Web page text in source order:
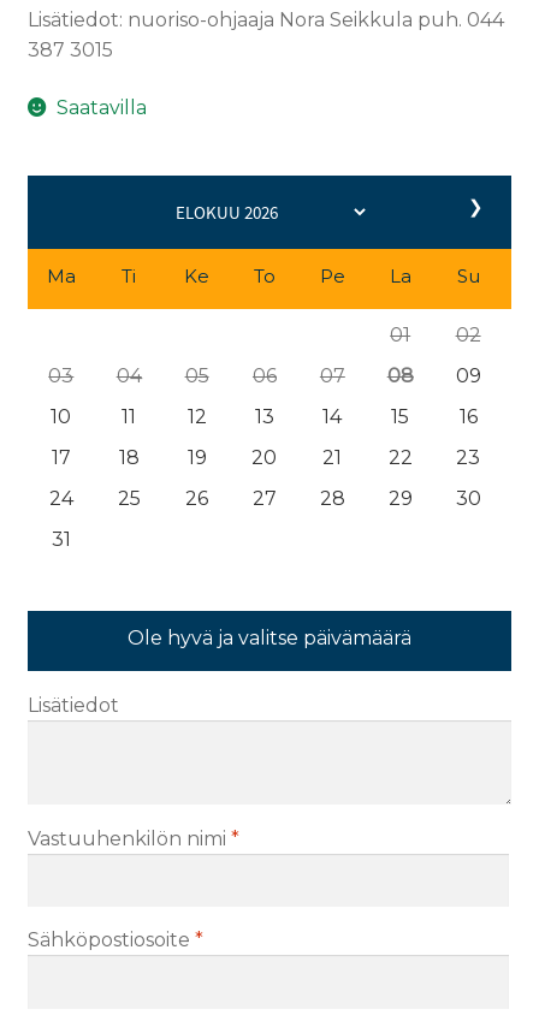
Lisätiedot: nuoriso-ohjaaja Nora Seikkula puh. 044
387 3015
Saatavilla
❯
Ma Ti Ke To Pe La Su
01
02
03
04 05 06 07 08
09
10
11 12 13 14 15
16
17
18 19 20 21 22
23
24
25 26 27 28 29
30
31
Ole hyvä ja valitse päivämäärä
Lisätiedot
Vastuuhenkilön nimi *
Sähköpostiosoite *